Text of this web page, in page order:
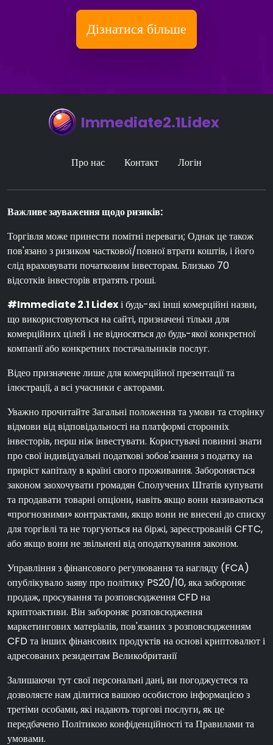
Дізнатися більше
Immediate2.1Lidex
Про нас Контакт Логін
Важливе зауваження щодо ризиків:
Торгівля може принести помітні переваги; Однак це також
пов'язано з ризиком часткової/повної втрати коштів, і його
слід враховувати початковим інвесторам. Близько 70
відсотків інвесторів втратять гроші.
#Immediate 2.1 Lidexі будь-які інші комерційні назви,
що використовуються на сайті, призначені тільки для
комерційних цілей і не відносяться до будь-якої конкретної
компанії або конкретних постачальників послуг.
Відео призначене лише для комерційної презентації та
ілюстрації, а всі учасники є акторами.
Уважно прочитайте Загальні положення та умови та сторінку
відмови від відповідальності на платформі сторонніх
інвесторів, перш ніж інвестувати. Користувачі повинні знати
про свої індивідуальні податкові зобов'язання з податку на
приріст капіталу в країні свого проживання. Забороняється
законом заохочувати громадян Сполучених Штатів купувати
та продавати товарні опціони, навіть якщо вони називаються
«прогнозними» контрактами, якщо вони не внесені до списку
для торгівлі та не торгуються на біржі, зареєстрованій CFTC,
або якщо вони не звільнені від оподаткування законом.
Управління з фінансового регулювання та нагляду (FCA)
опублікувало заяву про політику PS20/10, яка забороняє
продаж, просування та розповсюдження CFD на
криптоактиви. Він забороняє розповсюдження
маркетингових матеріалів, пов'язаних з розповсюдженням
CFD та інших фінансових продуктів на основі криптовалют і
адресованих резидентам Великобританії
Залишаючи тут свої персональні дані, ви погоджуєтеся та
дозволяєте нам ділитися вашою особистою інформацією з
третіми особами, які надають торгові послуги, як це
передбачено Політикою конфіденційності та Правилами та
умовами.